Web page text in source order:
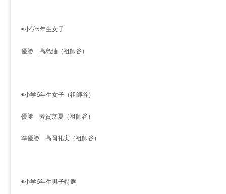
◉小学5年生女子
優勝 高島紬（祖師谷）
◉小学6年生女子（祖師谷）
優勝 芳賀京夏（祖師谷）
準優勝 高岡礼実（祖師谷）
◉小学6年生男子特選